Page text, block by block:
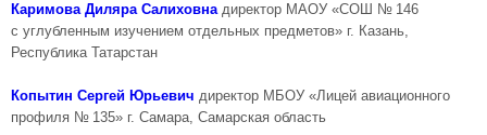
Каримова Диляра Салиховна директор МАОУ «СОШ № 146
с углубленным изучением отдельных предметов» г. Казань,
Республика Татарстан
Копытин Сергей Юрьевич директор МБОУ «Лицей авиационного
профиля № 135» г. Самара, Самарская область